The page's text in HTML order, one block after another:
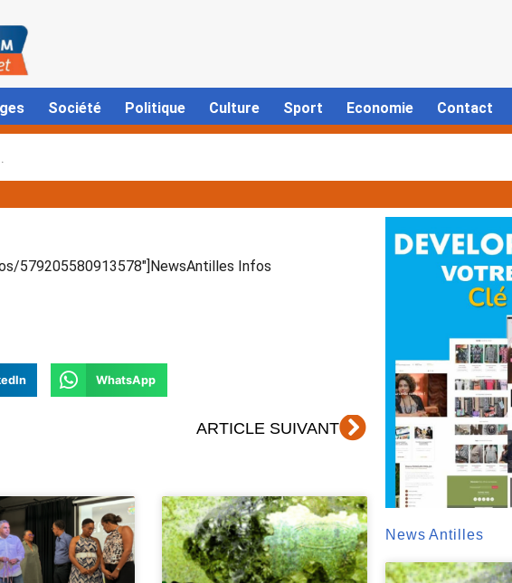
Société Politique Culture Sport Economie Contact
579205580913578″]NewsAntilles Infos
WhatsApp
ARTICLE SUIVANTSuivant
News Antilles